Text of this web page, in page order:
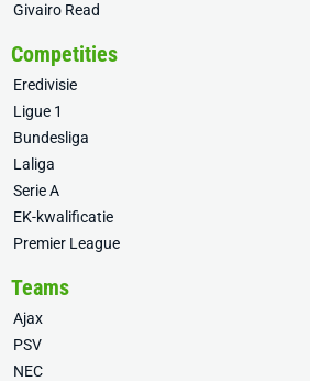
Givairo Read
Competities
Eredivisie
Ligue 1
Bundesliga
Laliga
Serie A
EK-kwalificatie
Premier League
Teams
Ajax
PSV
NEC